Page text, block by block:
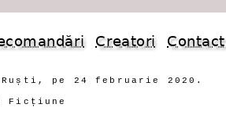
Creatori Contact
pe 24 februarie 2020.
Ficțiune